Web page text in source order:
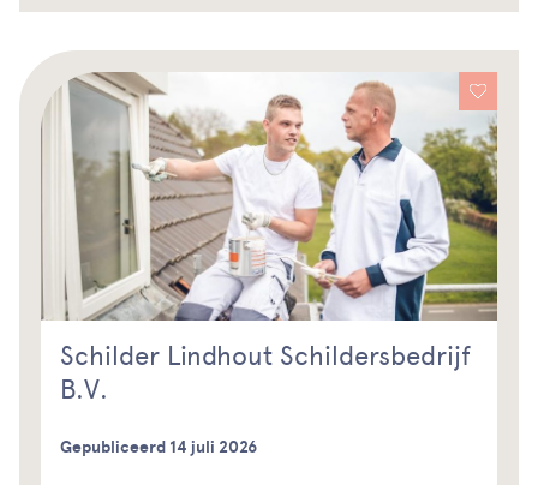
Schilder Lindhout Schildersbedrijf
B.V.
Gepubliceerd 14 juli 2026